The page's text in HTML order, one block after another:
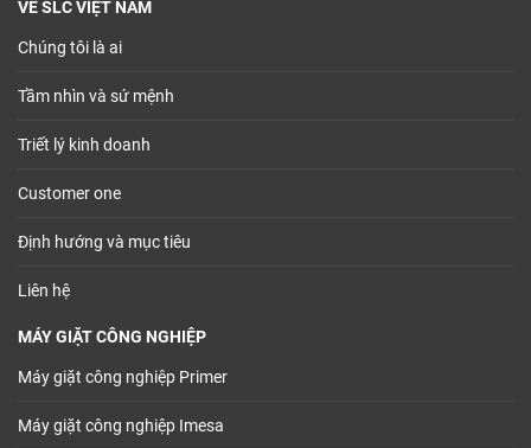
VỀ SLC VIỆT NAM
Chúng tôi là ai
Tầm nhìn và sứ mệnh
Triết lý kinh doanh
Customer one
Định hướng và mục tiêu
Liên hệ
MÁY GIẶT CÔNG NGHIỆP
Máy giặt công nghiệp Primer
Máy giặt công nghiệp Imesa